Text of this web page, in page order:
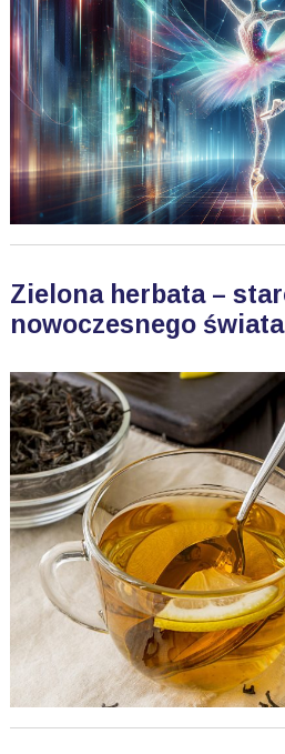
Zielona herbata –
nowoczesnego świata